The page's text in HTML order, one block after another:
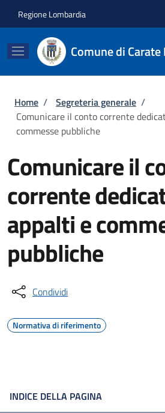
Regione Lombardia
Comune di
Briciole di pane
Home / Segreteria generale /
Comunicare il conto corrente
commesse pubbliche
Comunicare il
corrente
appalti e
pubbliche
Condividi
Normativa di riferimento
INDICE DELLA PAGINA